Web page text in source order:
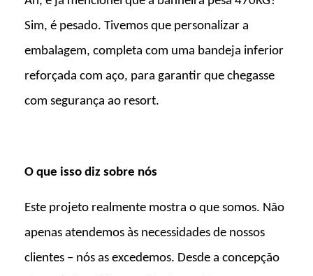
Sim, é pesado. Tivemos que personalizar a
embalagem, completa com uma bandeja inferior
reforçada com aço, para garantir que chegasse
com segurança ao resort.
O que isso diz sobre nós
Este projeto realmente mostra o que somos. Não
apenas atendemos às necessidades de nossos
clientes – nós as excedemos. Desde a concepção